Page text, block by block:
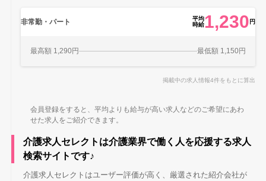
非常勤・パート
平均
時給1,230 円
最高額 1,290円 最低額 1,150円
掲載中の求人情報4件をもとに算出
会員登録をすると、平均よりも給与が高い求人などのご希望にあわ
せた求人をご紹介できます。
介護求人セレクトは介護業界で働く人を応援する求人
検索サイトです♪
介護求人セレクトはユーザー評価が高く、厳選された紹介会社が